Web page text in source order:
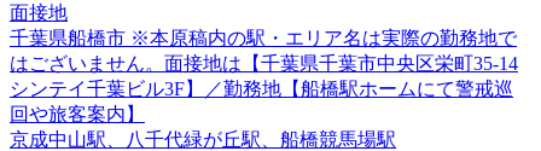
面接地
千葉県船橋市 ※本原稿内の駅・エリア名は実際の勤務地で
はございません。面接地は【千葉県千葉市中央区栄町35-14
シンテイ千葉ビル3F】／勤務地【船橋駅ホームにて警戒巡
回や旅客案内】
京成中山駅、八千代緑が丘駅、船橋競馬場駅